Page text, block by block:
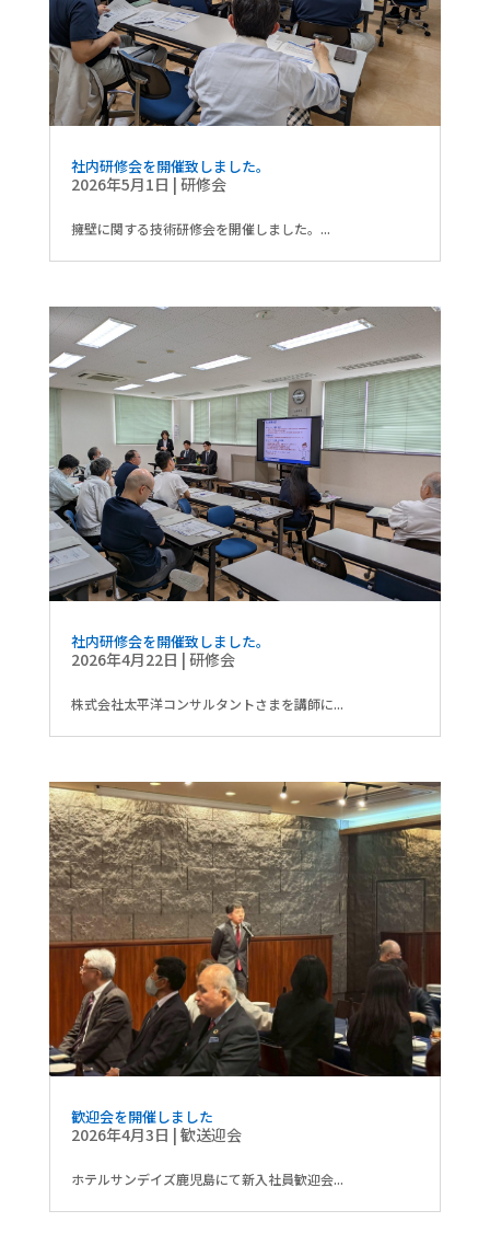
社内研修会を開催致しました。
2026年5月1日 | 研修会
擁壁に関する技術研修会を開催しました。...
社内研修会を開催致しました。
2026年4月22日 | 研修会
株式会社太平洋コンサルタントさまを講師に...
歓迎会を開催しました
2026年4月3日 | 歓送迎会
ホテルサンデイズ鹿児島にて新入社員歓迎会...